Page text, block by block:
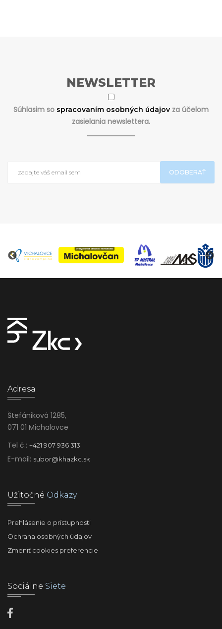
NEWSLETTER
Súhlasim so spracovaním osobných údajov za účelom
zasielania newslettera.
ODOBERAŤ
Adresa
Štefániková 1285,
071 01 Michalovce
Tel č.: +421 907 936 313
E-mail: subor@khazkc.sk
Užitočné Odkazy
Prehlásenie o prístupnosti
Ochrana osobných údajov
Zmeniť cookies preferencie
Sociálne Siete